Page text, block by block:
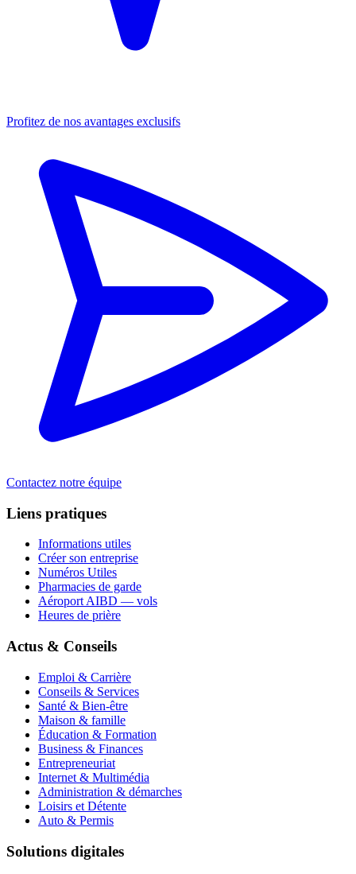
Profitez de nos avantages exclusifs
Contactez notre équipe
Liens pratiques
Informations utiles
Créer son entreprise
Numéros Utiles
Pharmacies de garde
Aéroport AIBD — vols
Heures de prière
Actus & Conseils
Emploi & Carrière
Conseils & Services
Santé & Bien-être
Maison & famille
Éducation & Formation
Business & Finances
Entrepreneuriat
Internet & Multimédia
Administration & démarches
Loisirs et Détente
Auto & Permis
Solutions digitales